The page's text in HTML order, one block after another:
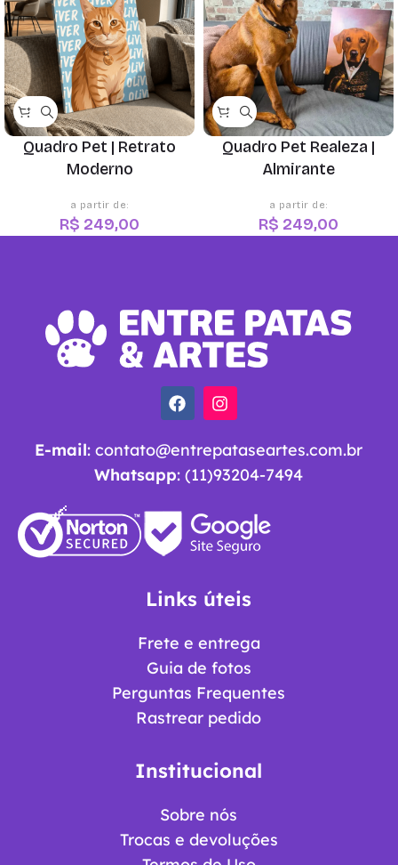
Quadro Pet | Retrato
Moderno
R$ 249,00
Quadro Pet Realeza |
Almirante
R$ 249,00
E-mail:contato@entrepataseartes.com.br
Whatsapp: (11)93204-7494
Links úteis
Frete e entrega
Guia de fotos
Perguntas Frequentes
Rastrear pedido
Institucional
Sobre nós
Trocas e devoluções